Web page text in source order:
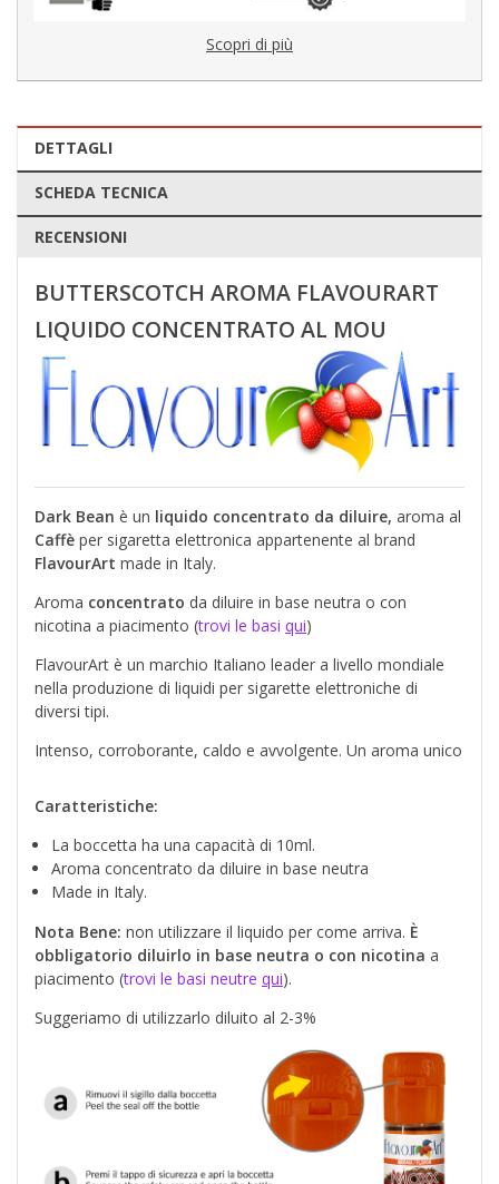
Scopri di più
DETTAGLI
SCHEDA TECNICA
RECENSIONI
BUTTERSCOTCH AROMA FLAVOURART
LIQUIDO CONCENTRATO AL MOU
Dark Bean è un liquido concentrato da diluire, aroma al
Caffè per sigaretta elettronica appartenente al brand
FlavourArt made in Italy.
Aroma concentrato da diluire in base neutra o con
nicotina a piacimento (trovi le basi qui)
FlavourArt è un marchio Italiano leader a livello mondiale
nella produzione di liquidi per sigarette elettroniche di
diversi tipi.
Intenso, corroborante, caldo e avvolgente. Un aroma unico
Caratteristiche:
La boccetta ha una capacità di 10ml.
Aroma concentrato da diluire in base neutra
Made in Italy.
Nota Bene: non utilizzare il liquido per come arriva. È
obbligatorio diluirlo in base neutra o con nicotina a
piacimento (trovi le basi neutre qui).
Suggeriamo di utilizzarlo diluito al 2-3%